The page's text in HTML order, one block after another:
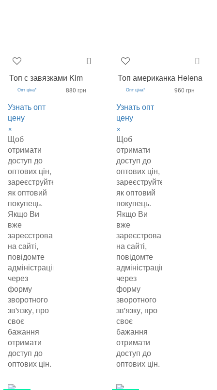
Топ с завязками Kim
Опт ціна*
Узнать опт
цену
×
Щоб
отримати
доступ до
оптових цін,
зареєструйтеся
як оптовий
покупець.
Якщо Ви
вже
зареєстровані
на сайті,
повідомте
адміністрацію
через
форму
зворотного
зв'язку, про
своє
бажання
отримати
доступ до
оптових цін.
880 грн
Топ американка Helena
Опт ціна*
Узнать опт
цену
×
Щоб
отримати
доступ до
оптових цін,
зареєструйтеся
як оптовий
покупець.
Якщо Ви
вже
зареєстровані
на сайті,
повідомте
адміністрацію
через
форму
зворотного
зв'язку, про
своє
бажання
отримати
доступ до
оптових цін.
960 грн